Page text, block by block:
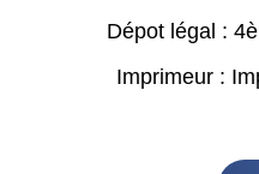
Dépot légal :
Imprimeur :